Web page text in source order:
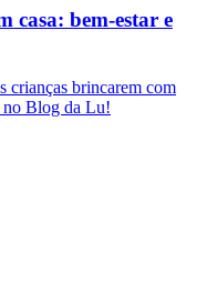
casa: bem-estar e
crianças brincarem com
no Blog da Lu!